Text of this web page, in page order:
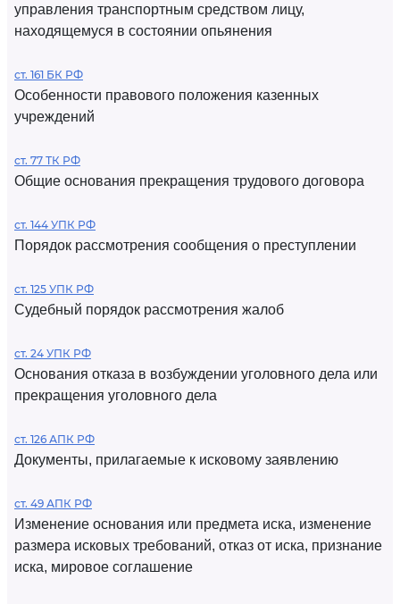
управления транспортным средством лицу,
находящемуся в состоянии опьянения
ст. 161 БК РФ
Особенности правового положения казенных
учреждений
ст. 77 ТК РФ
Общие основания прекращения трудового договора
ст. 144 УПК РФ
Порядок рассмотрения сообщения о преступлении
ст. 125 УПК РФ
Судебный порядок рассмотрения жалоб
ст. 24 УПК РФ
Основания отказа в возбуждении уголовного дела или
прекращения уголовного дела
ст. 126 АПК РФ
Документы, прилагаемые к исковому заявлению
ст. 49 АПК РФ
Изменение основания или предмета иска, изменение
размера исковых требований, отказ от иска, признание
иска, мировое соглашение